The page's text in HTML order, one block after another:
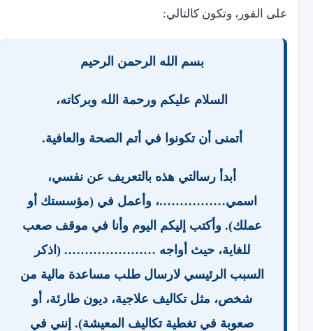
على الفور، وتكون كالتالي:
بسم الله الرحمن الرحيم
السلام عليكم ورحمة الله وبركاته،
أتمنى أن تكونوا في أتم الصحة والعافية.
أبدأ رسالتي هذه بالتعريف عن نفسي،
اسمي…………….، وأعمل في (مؤسستك أو
عملك). وأكتب إليكم اليوم وأنا في موقف صعب
للغاية، حيث أواجه …………………. (اذكر
السبب الرئيسي لارسال طلب مساعدة مالية من
شخص، مثل تكاليف علاجية، ديون طارئة، أو
صعوبة في تغطية تكاليف المعيشة). إنني في